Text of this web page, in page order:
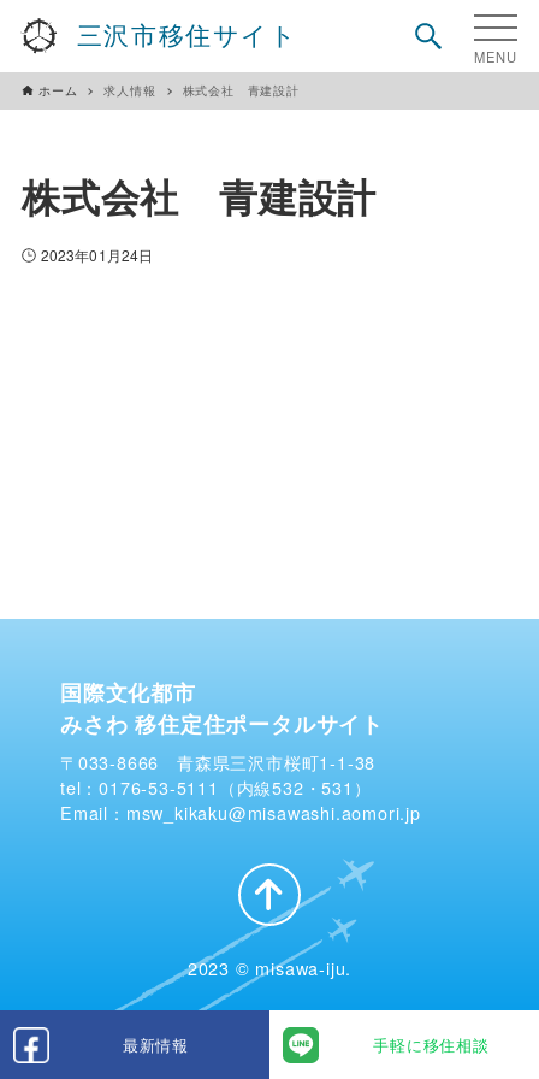
三沢市移住サイト
最新情報 手軽に移住相談
ホーム 求人情報 株式会社 青建設計
株式会社 青建設計
2023年01月24日
国際文化都市
みさわ 移住定住ポータルサイト
〒033-8666 青森県三沢市桜町1-1-38
tel：0176-53-5111（内線532・531）
Email：msw_kikaku@misawashi.aomori.jp
2023 © misawa-iju.